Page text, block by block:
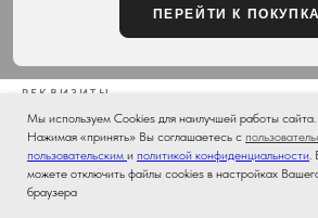
Мы используем Cookies для наилучшей работы сайта.
Нажимая «принять» Вы соглашаетесь с
пользовательским и политикой конфиденциальности.
можете отключить файлы cookies в настройках
браузера
ПЕРЕЙТИ К
РЕКВИЗИТЫ
ООО «ЛМ»
· ИНН 7807405914 · КПП 780701001 ·
Юридический адрес: 198264, Россия, г. Санкт-
д. 155, лит. А, кв. 112
©2026ООО «ЛМ». Все права защищены.